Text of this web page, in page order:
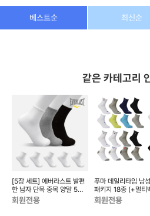
상호/대표자 (주) 동이커머스
소재지 경기도 고양시 덕양구
베스트순 최신순
같은 카테고리
[5장 세트] 에버라스트 발편
한 남자 단목 중목 양말 5켤
레
회원전용
푸마 데일리타임 남
패키지 18종 (+멀티
회원전용